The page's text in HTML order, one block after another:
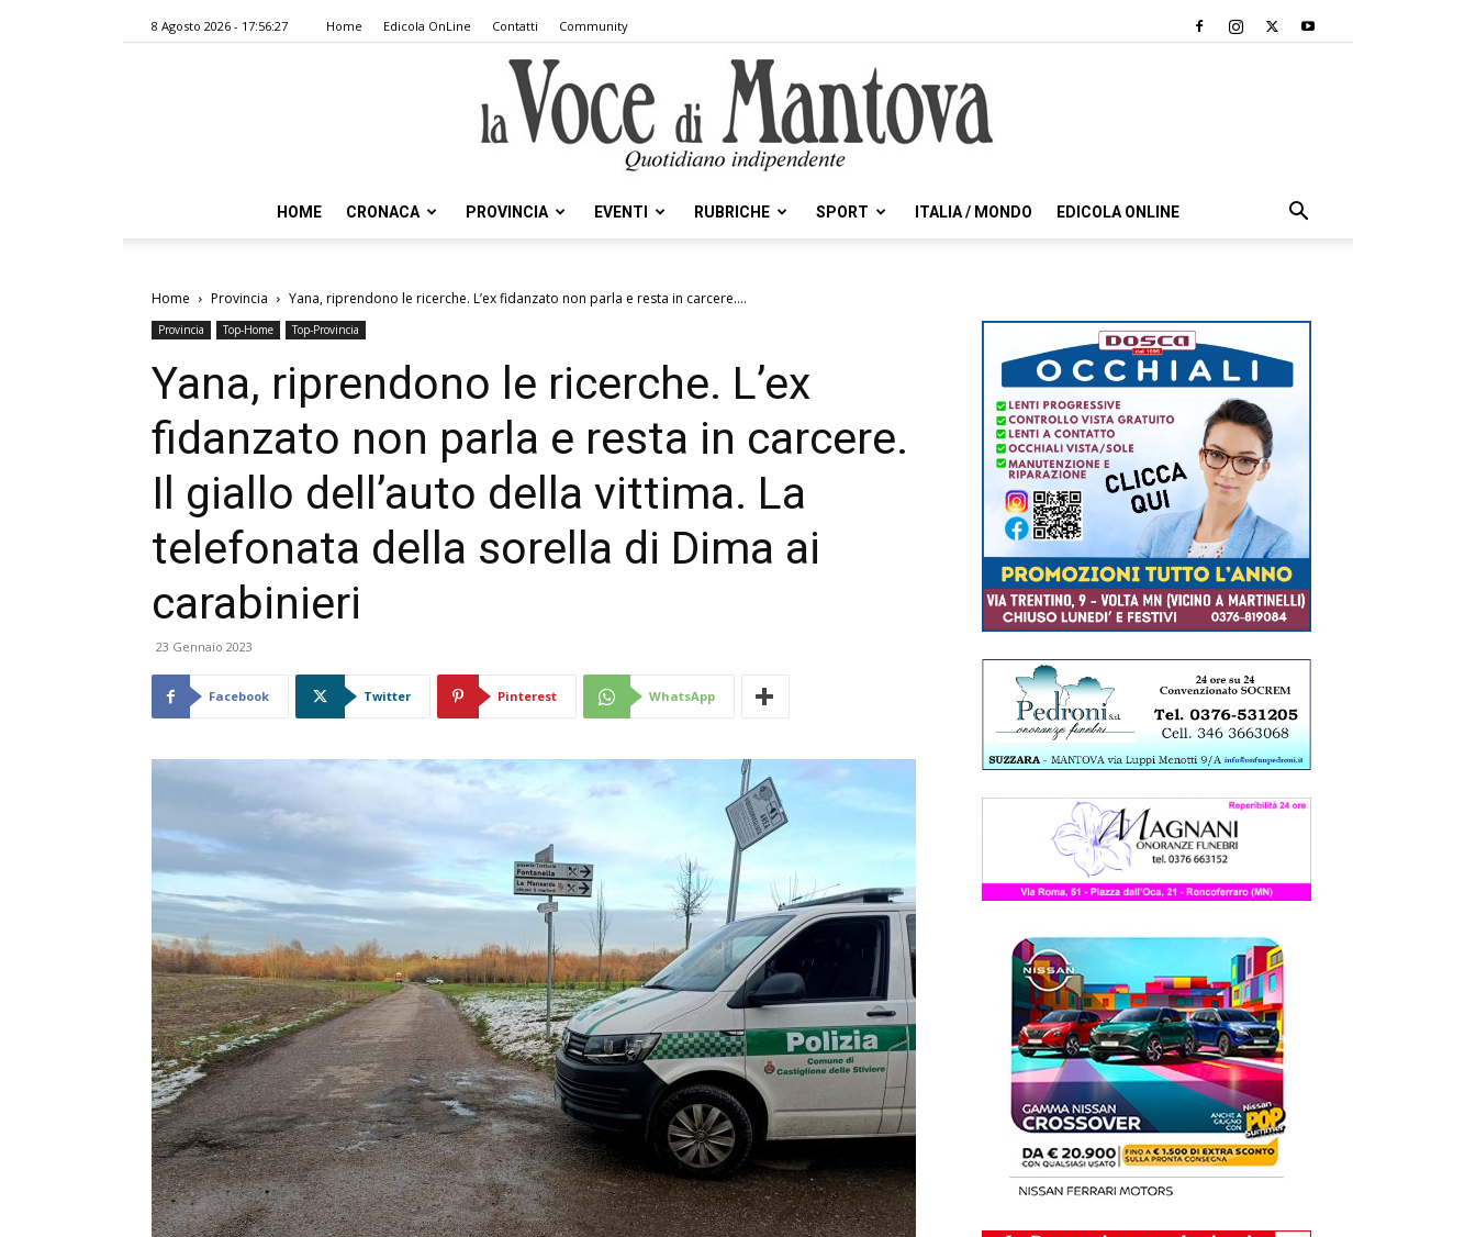
8 Agosto 2026 - 17:56:27 Home Edicola OnLine Contatti Community
Voce
HOME CRONACA PROVINCIA EVENTI RUBRICHE SPORT ITALIA / MONDO EDICOLA ONLINE
Home Provincia Yana, riprendono le ricerche. L’ex fidanzato non parla e resta in carcere....
Provincia Top-Home Top-Provincia
Yana, riprendono le ricerche. L’ex
fidanzato non parla e resta in carcere.
Il giallo dell’auto della vittima. La
telefonata della sorella di Dima ai
carabinieri
23 Gennaio 2023
Facebook Twitter Pinterest WhatsApp